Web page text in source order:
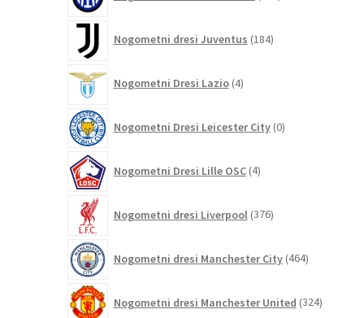
Nogometni dresi Juventus 184izdelkov
Nogometni Dresi Lazio 4izdelki
Nogometni Dresi Leicester City 0izdelkov
Nogometni Dresi Lille OSC 4izdelki
Nogometni dresi Liverpool 376izdelkov
Nogometni dresi Manchester City 464izdelkov
Nogometni dresi Manchester United 324izdelkov